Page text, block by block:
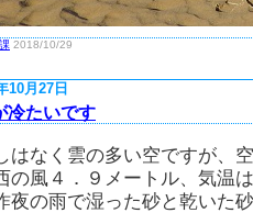
2018/10/29
10月27日
冷たいです
はなく雲の多い空ですが、
の風４．９メートル、気温
夜の雨で湿った砂と乾いた